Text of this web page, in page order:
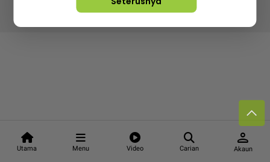
Utama Menu Video Carian
person
Akaun
Hakcipta Terpelihara ©2026. Star Media Group Berhad